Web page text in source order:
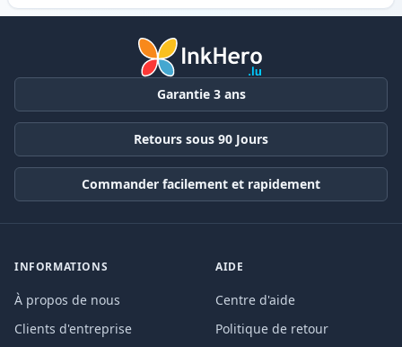
Garantie 3 ans
Retours sous 90 Jours
Commander facilement et rapidement
INFORMATIONS
À propos de nous
Clients d'entreprise
AIDE
Centre d'aide
Politique de retour